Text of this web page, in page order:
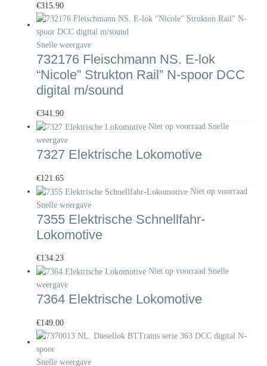
€315.90
Snelle weergave
732176 Fleischmann NS. E-lok
“Nicole” Strukton Rail” N-spoor DCC
digital m/sound
€341.90
Niet op voorraad Snelle
weergave
7327 Elektrische Lokomotive
€121.65
Niet op voorraad
Snelle weergave
7355 Elektrische Schnellfahr-
Lokomotive
€134.23
Niet op voorraad Snelle
weergave
7364 Elektrische Lokomotive
€149.00
Snelle weergave